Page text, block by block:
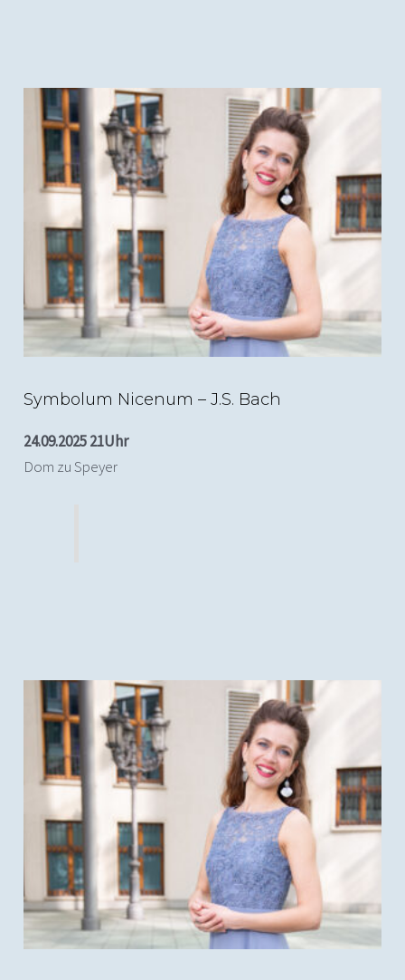
(c) Alexander Duesterberg
Symbolum Nicenum – J.S. Bach
24.09.2025 21Uhr
Dom zu Speyer
(c) Alexander Duesterberg